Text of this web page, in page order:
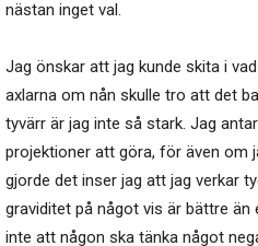
nästan inget val.
Jag önskar att jag kunde skita i
axlarna om nån skulle tro att det
tyvärr är jag inte så stark. Jag
projektioner att göra, för även om
gjorde det inser jag att jag verkar
graviditet på något vis är bättre än
inte att någon ska tänka något